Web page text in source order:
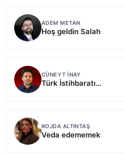
ADEM METAN
Hoş geldin Salah
CÜNEYT İNAY
Türk İstihbaratı…
ROJDA ALTINTAŞ
Veda edememek